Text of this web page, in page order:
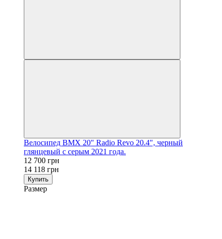
Велосипед BMX 20" Radio Revo 20.4", черный
глянцевый с серым 2021 года.
12 700 грн
14 118 грн
Купить
Размер